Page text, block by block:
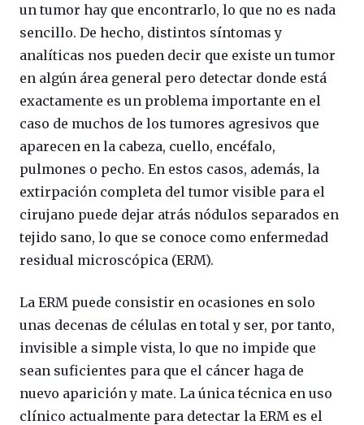
un tumor hay que encontrarlo, lo que no es nada
sencillo. De hecho, distintos síntomas y
analíticas nos pueden decir que existe un tumor
en algún área general pero detectar donde está
exactamente es un problema importante en el
caso de muchos de los tumores agresivos que
aparecen en la cabeza, cuello, encéfalo,
pulmones o pecho. En estos casos, además, la
extirpación completa del tumor visible para el
cirujano puede dejar atrás nódulos separados en
tejido sano, lo que se conoce como enfermedad
residual microscópica (ERM).
La ERM puede consistir en ocasiones en solo
unas decenas de células en total y ser, por tanto,
invisible a simple vista, lo que no impide que
sean suficientes para que el cáncer haga de
nuevo aparición y mate. La única técnica en uso
clínico actualmente para detectar la ERM es el